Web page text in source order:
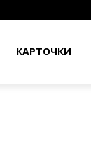
КАРТОЧКИ